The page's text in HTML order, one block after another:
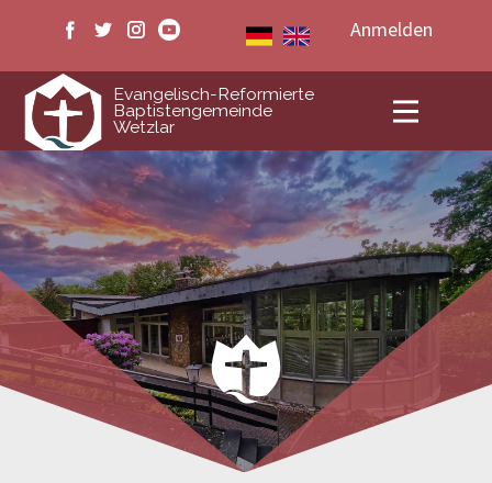
Anmelden
Evangelisch-Reformierte
Baptistengemeinde
Wetzlar
ERB Wetzlar
Veranstaltungen
Medien
Livestream
Kontakt